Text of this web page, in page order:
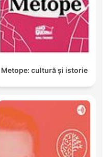
Metope: cultură și istorie